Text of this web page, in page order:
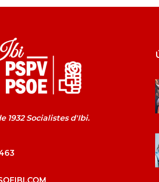
1932 Socialistes d'Ibi.